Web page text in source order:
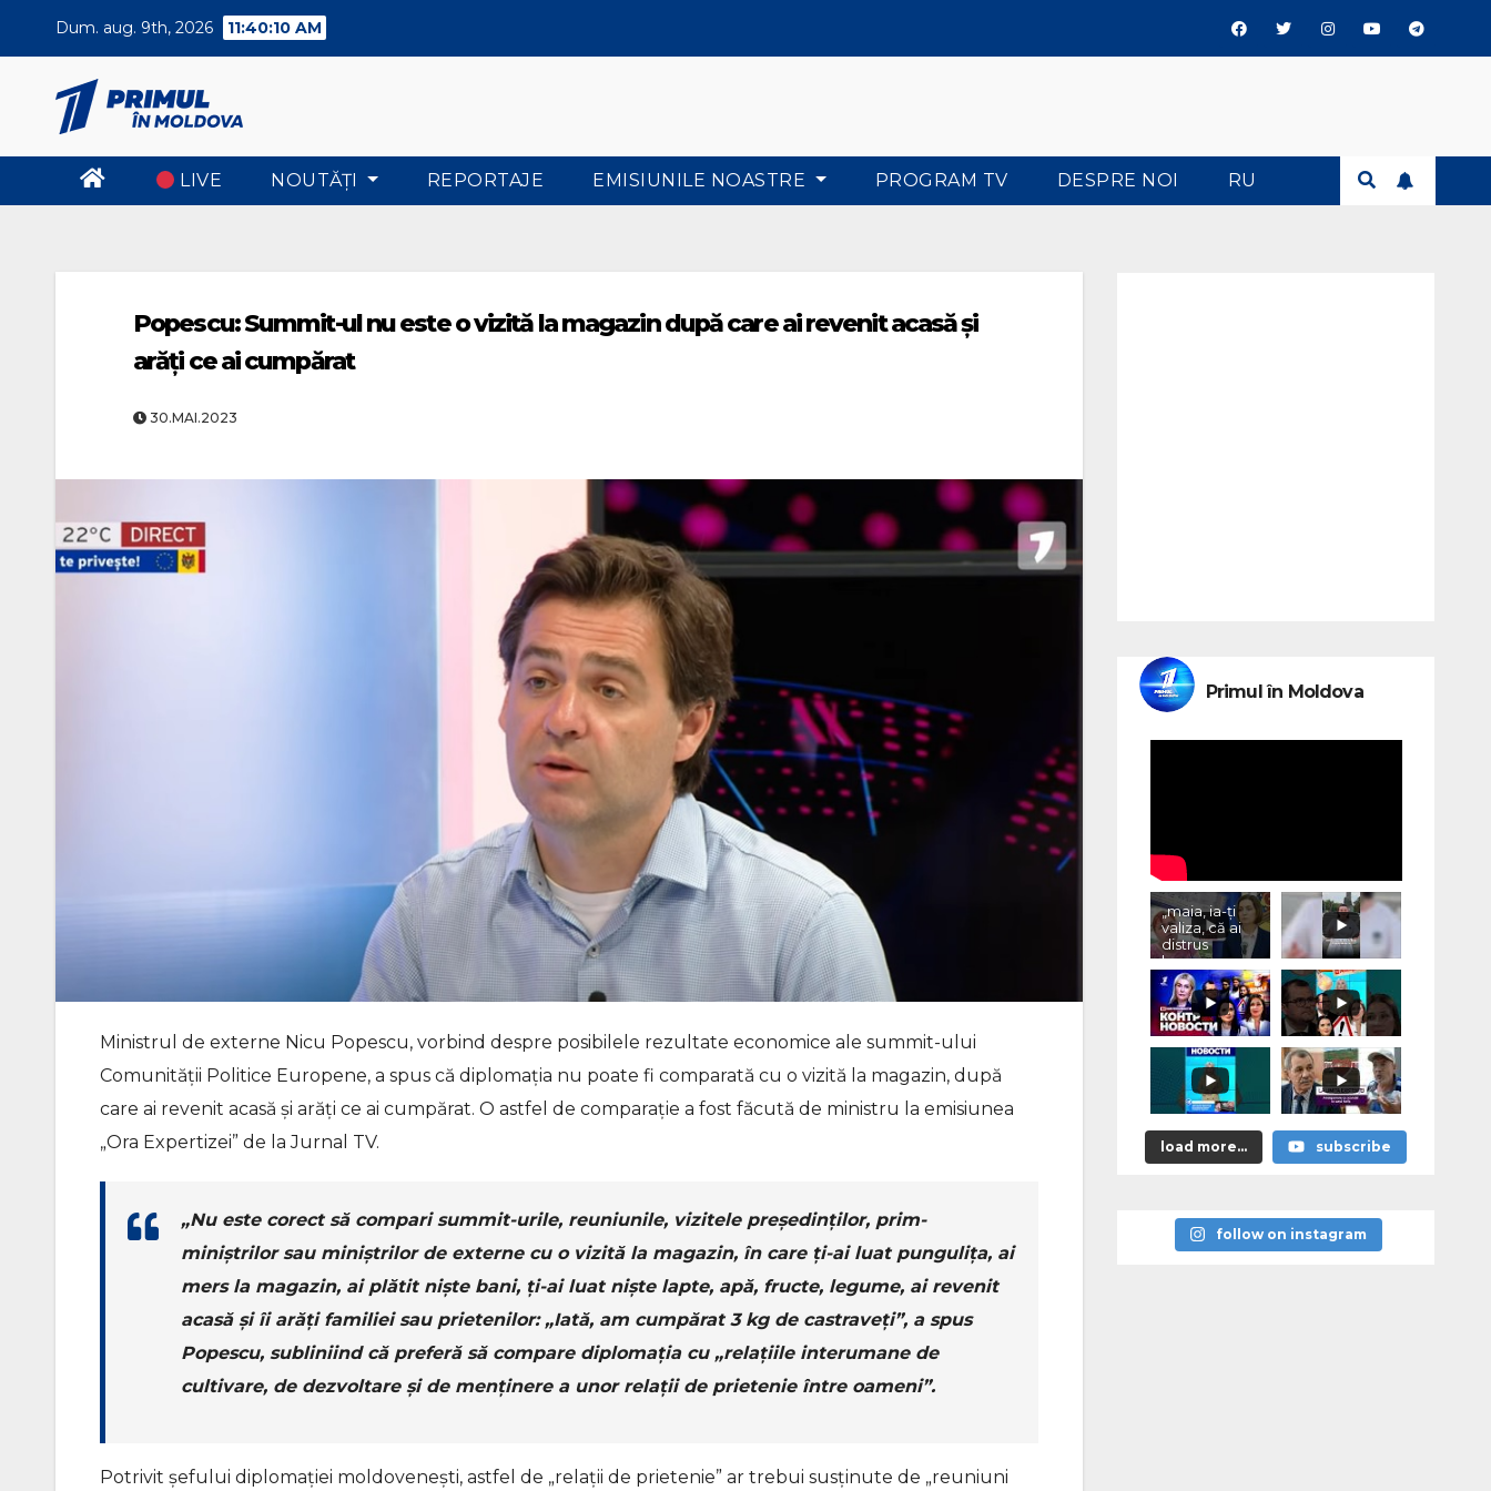
Dum. aug. 9th, 2026 11:40:11 AM
LIVE NOUTĂŢI REPORTAJE EMISIUNILE NOASTRE PROGRAM TV DESPRE NOI RU
Popescu: Summit-ul nu este o vizită la magazin după care ai revenit acasă și
arăți ce ai cumpărat
30.MAI.2023
Ministrul de externe Nicu Popescu, vorbind despre posibilele rezultate economice ale summit-ului
Comunităţii Politice Europene, a spus că diplomaţia nu poate fi comparată cu o vizită la magazin, după
care ai revenit acasă și arăți ce ai cumpărat. O astfel de comparație a fost făcută de ministru la emisiunea
„Ora Expertizei” de la Jurnal TV.
„Nu este corect să compari summit-urile, reuniunile, vizitele președinților, prim-
miniștrilor sau miniștrilor de externe cu o vizită la magazin, în care ți-ai luat pungulița, ai
mers la magazin, ai plătit niște bani, ți-ai luat niște lapte, apă, fructe, legume, ai revenit
acasă și îi arăți familiei sau prietenilor: „Iată, am cumpărat 3 kg de castraveți”, a spus
Popescu, subliniind că preferă să compare diplomația cu „relațiile interumane de
cultivare, de dezvoltare și de menținere a unor relații de prietenie între oameni”.
Potrivit șefului diplomației moldovenești, astfel de „relații de prietenie” ar trebui susținute de „reuniuni
Primul în Moldova
„maia, ia-ți
valiza, că ai
distrus
lumea, cu
«vremurile
astea bune”
load more... subscribe
follow on instagram